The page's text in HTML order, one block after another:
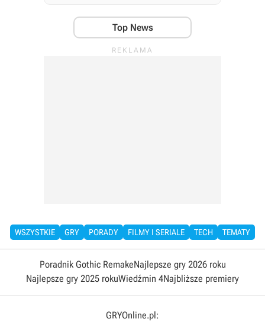
Top News
WSZYSTKIE GRY PORADY FILMY I SERIALE TECH TEMATY
Poradnik Gothic RemakeNajlepsze gry 2026 roku
Najlepsze gry 2025 rokuWiedźmin 4Najbliższe premiery
GRYOnline.pl: